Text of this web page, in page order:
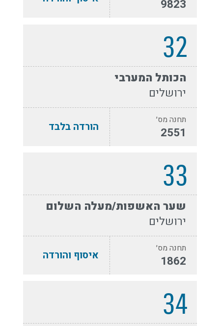
9823
32
הכותל המערבי
ירושלים
תחנה מס׳
2551 הורדה בלבד
33
שער האשפות/מעלה השלום
ירושלים
תחנה מס׳
1862 איסוף והורדה
34